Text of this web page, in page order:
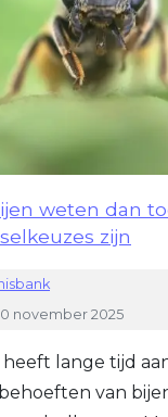
weten dan
zijn
november 2025
lange tijd
van